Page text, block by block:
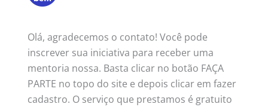
Olá, agradecemos o contato! Você pode
inscrever sua iniciativa para receber uma
mentoria nossa. Basta clicar no botão FAÇA
PARTE no topo do site e depois clicar em fazer
cadastro. O serviço que prestamos é gratuito